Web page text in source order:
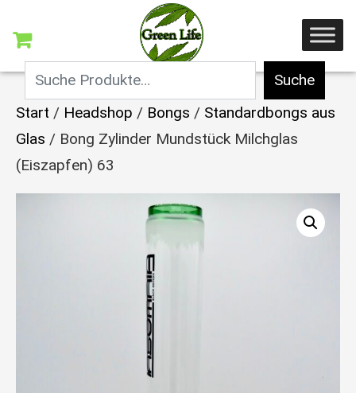
Suche
Start / Headshop / Bongs / Standardbongs aus
Glas / Bong Zylinder Mundstück Milchglas
(Eiszapfen) 63